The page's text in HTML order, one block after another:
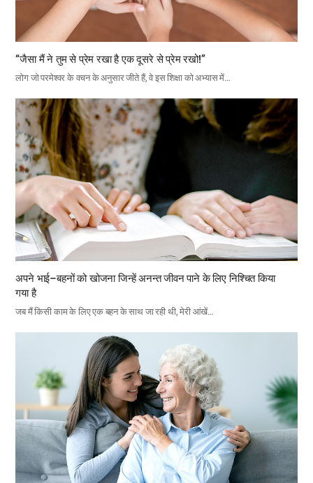
“जैसा मैं ने तुम से प्रेम रखा है एक दूसरे से प्रेम रखो!”
लोग जो परमेश्वर के वचन के अनुसार जीते हैं, वे इस शिक्षा को अभ्यास में…
अपने भाई–बहनों को खोजना जिन्हें अनन्त जीवन पाने के लिए निश्चित किया
गया है
जब मैं किसी काम के लिए एक बहन के साथ जा रही थी, मेरी आंखें…